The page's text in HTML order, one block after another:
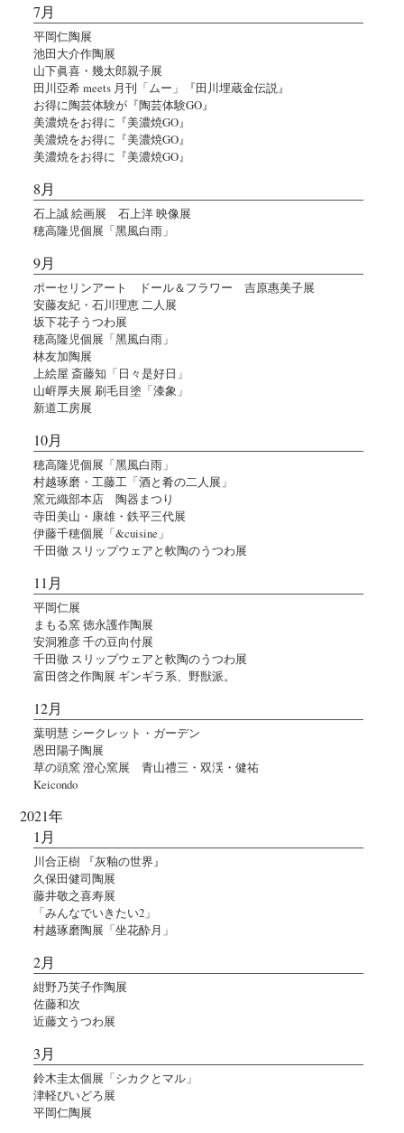
7月
平岡仁陶展
池田大介作陶展
山下眞喜・幾太郎親子展
田川亞希 meets 月刊「ムー」『田川埋蔵金伝説』
お得に陶芸体験が『陶芸体験GO』
美濃焼をお得に『美濃焼GO』
美濃焼をお得に『美濃焼GO』
美濃焼をお得に『美濃焼GO』
8月
石上誠 絵画展 石上洋 映像展
穂高隆児個展「黑風白雨」
9月
ポーセリンアート ドール＆フラワー 吉原惠美子展
安藤友紀・石川理恵 二人展
坂下花子うつわ展
穂高隆児個展「黑風白雨」
林友加陶展
上絵屋 斎藤知「日々是好日」
山㟁厚夫展 刷毛目塗「漆象」
新道工房展
10月
穂高隆児個展「黑風白雨」
村越琢磨・工藤工「酒と肴の二人展」
窯元織部本店 陶器まつり
寺田美山・康雄・鉄平三代展
伊藤千穂個展「&cuisine」
千田徹 スリップウェアと軟陶のうつわ展
11月
平岡仁展
まもる窯 徳永護作陶展
安洞雅彦 千の豆向付展
千田徹 スリップウェアと軟陶のうつわ展
富田啓之作陶展 ギンギラ系、野獣派。
12月
葉明慧 シークレット・ガーデン
恩田陽子陶展
草の頭窯 澄心窯展 青山禮三・双渓・健祐
Keicondo
2021年
1月
川合正樹 『灰釉の世界』
久保田健司陶展
藤井敬之喜寿展
「みんなでいきたい2」
村越琢磨陶展「坐花酔月」
2月
紺野乃芙子作陶展
佐藤和次
近藤文うつわ展
3月
鈴木圭太個展「シカクとマル」
津軽びいどろ展
平岡仁陶展